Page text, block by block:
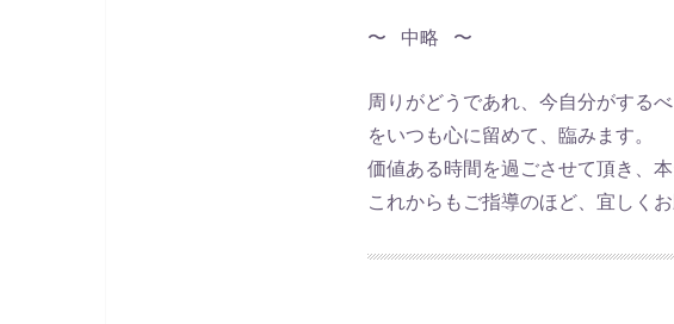
〜 中略 〜
周りがどうであれ、今自分がする
をいつも心に留めて、臨みます。
価値ある時間を過ごさせて頂き、
これからもご指導のほど、宜しくお